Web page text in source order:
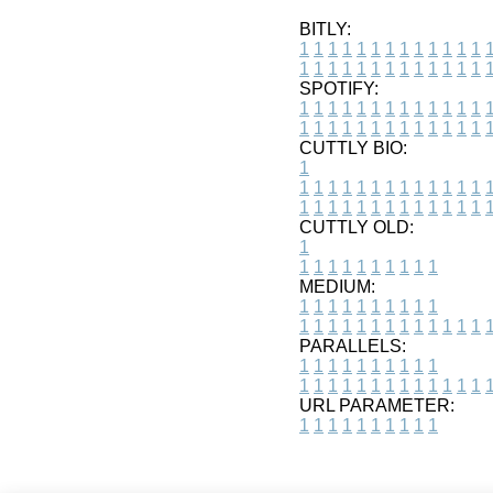
BITLY:
1 1 1 1 1 1 1 1 1 1 1 1 1 1
1 1 1 1 1 1 1 1 1 1 1 1 1 1
SPOTIFY:
1 1 1 1 1 1 1 1 1 1 1 1 1 1
1 1 1 1 1 1 1 1 1 1 1 1 1 1
CUTTLY BIO:
1
1 1 1 1 1 1 1 1 1 1 1 1 1 1
1 1 1 1 1 1 1 1 1 1 1 1 1 1
CUTTLY OLD:
1
1 1 1 1 1 1 1 1 1 1
MEDIUM:
1 1 1 1 1 1 1 1 1 1
1 1 1 1 1 1 1 1 1 1 1 1 1 1
PARALLELS:
1 1 1 1 1 1 1 1 1 1
1 1 1 1 1 1 1 1 1 1 1 1 1 1
URL PARAMETER:
1 1 1 1 1 1 1 1 1 1